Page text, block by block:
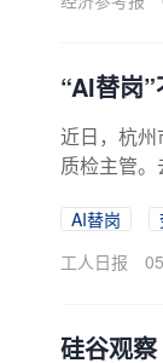
“AI替岗
近日，杭
质检主管
AI替岗
工人日报
硅谷观